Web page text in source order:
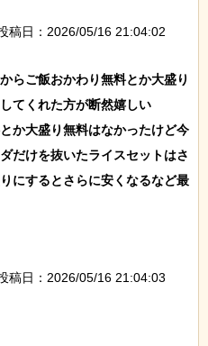
稿日：2026/05/16 21:04:02
らご飯おかわり無料とか大盛り
てくれた方が断然嬉しい
か大盛り無料はなかったけど今
だけを抜いたライスセットはさ
にするとさらに安くなるなど最
稿日：2026/05/16 21:04:03